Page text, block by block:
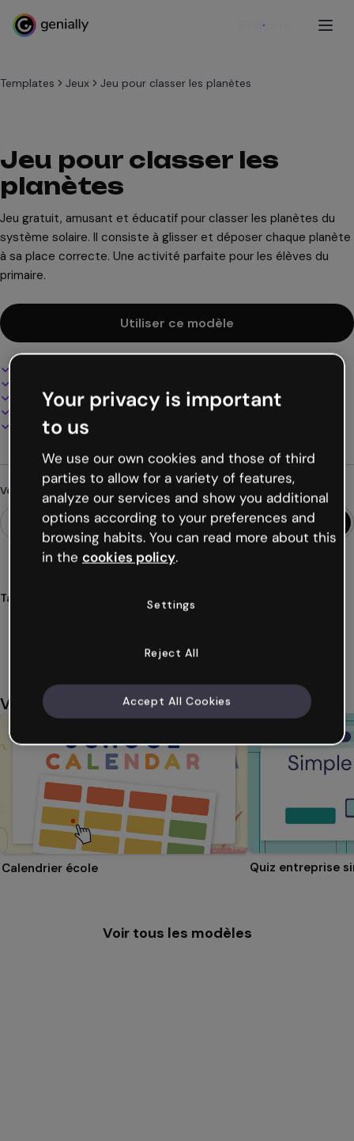
S'inscrire
Templates Jeux Jeu pour classer les planètes
Jeu pour classer les
planètes
Jeu gratuit, amusant et éducatif pour classer les planètes du
système solaire. Il consiste à glisser et déposer chaque planète
à sa place correcte. Une activité parfaite pour les élèves du
primaire.
Utiliser ce modèle
Ajoutez audio, vidéo et multimédia
Présentez, partagez ou publiez en ligne
Téléchargez en PDF, MP4 et autres formats
Vous cherchez autre chose ?
Tags
Vous aimerez aussi
Calendrier école Quiz entreprise
Voir tous les modèles
Your privacy is important
to us
We use our own cookies and those of third
parties to allow for a variety of features,
analyze our services and show you additional
options according to your preferences and
browsing habits. You can read more about this
in the cookies policy.
Settings
Reject All
Accept All Cookies